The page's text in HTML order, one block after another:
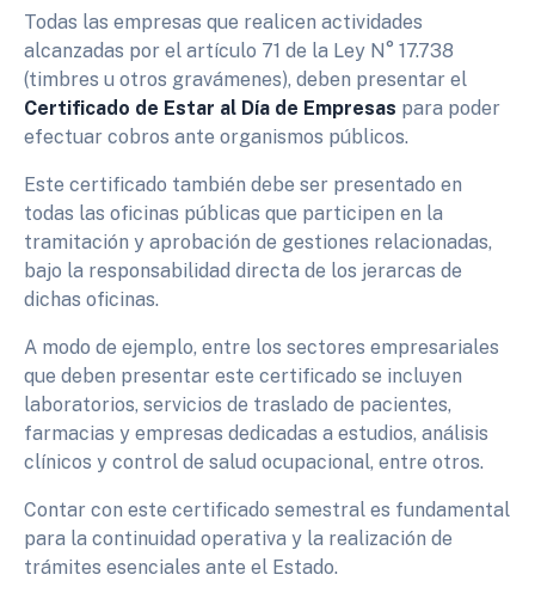
Todas las empresas que realicen actividades
alcanzadas por el artículo 71 de la Ley N° 17.738
(timbres u otros gravámenes), deben presentar el
Certificado de Estar al Día de Empresas para poder
efectuar cobros ante organismos públicos.
Este certificado también debe ser presentado en
todas las oficinas públicas que participen en la
tramitación y aprobación de gestiones relacionadas,
bajo la responsabilidad directa de los jerarcas de
dichas oficinas.
A modo de ejemplo, entre los sectores empresariales
que deben presentar este certificado se incluyen
laboratorios, servicios de traslado de pacientes,
farmacias y empresas dedicadas a estudios, análisis
clínicos y control de salud ocupacional, entre otros.
Contar con este certificado semestral es fundamental
para la continuidad operativa y la realización de
trámites esenciales ante el Estado.